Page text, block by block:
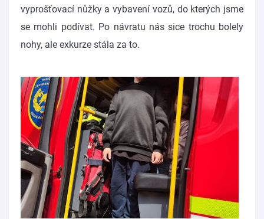
vyprošťovací nůžky a vybavení vozů, do kterých jsme
se mohli podívat. Po návratu nás sice trochu bolely
nohy, ale exkurze stála za to.